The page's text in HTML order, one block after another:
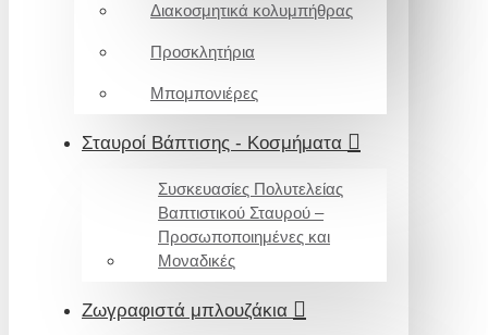
Διακοσμητικά κολυμπήθρας
Προσκλητήρια
Μπομπονιέρες
Σταυροί Βάπτισης - Κοσμήματα
Συσκευασίες Πολυτελείας
Βαπτιστικού Σταυρού –
Προσωποποιημένες και
Μοναδικές
Ζωγραφιστά μπλουζάκια